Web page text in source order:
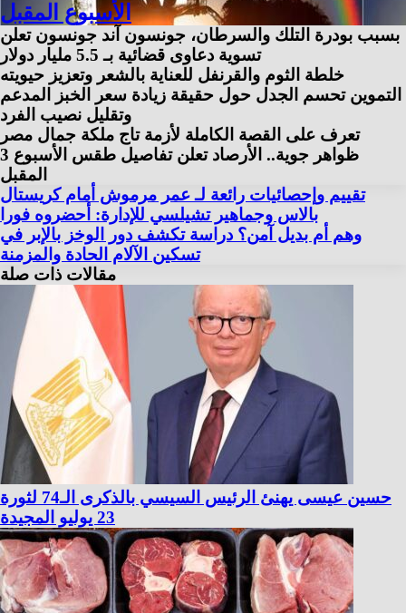
الأسبوع المقبل
بسبب بودرة التلك والسرطان، جونسون آند جونسون تعلن
تسوية دعاوى قضائية بـ 5.5 مليار دولار
خلطة الثوم والقرنفل للعناية بالشعر وتعزيز حيويته
التموين تحسم الجدل حول حقيقة زيادة سعر الخبز المدعم
وتقليل نصيب الفرد
تعرف على القصة الكاملة لأزمة تاج ملكة جمال مصر
3 ظواهر جوية.. الأرصاد تعلن تفاصيل طقس الأسبوع
المقبل
تقييم وإحصائيات رائعة لـ عمر مرموش أمام كريستال
بالاس وجماهير تشيلسي للإدارة: أحضروه فورا
وهم أم بديل آمن؟ دراسة تكشف دور الوخز بالإبر في
تسكين الآلام الحادة والمزمنة
مقالات ذات صلة
حسين عيسى يهنئ الرئيس السيسي بالذكرى الـ74 لثورة
23 يوليو المجيدة